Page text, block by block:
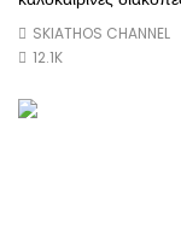
SKIATHOS CHANNEL
12.1K